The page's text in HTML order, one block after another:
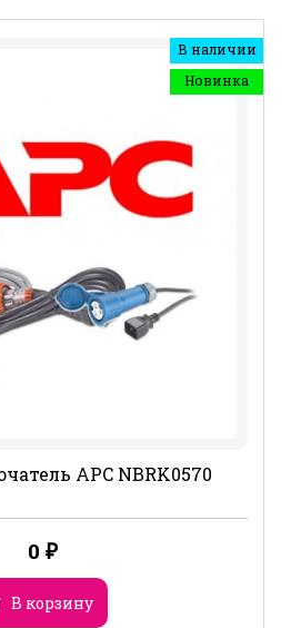
В наличии
Новинка
APC NBRK0570
0 ₽
В корзину